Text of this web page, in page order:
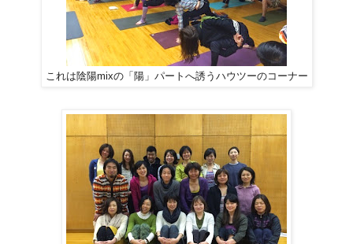
これは陰陽mixの「陽」パートへ誘うハウツーのコーナー